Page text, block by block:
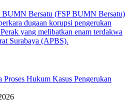
Hukum Kasus Pengerukan